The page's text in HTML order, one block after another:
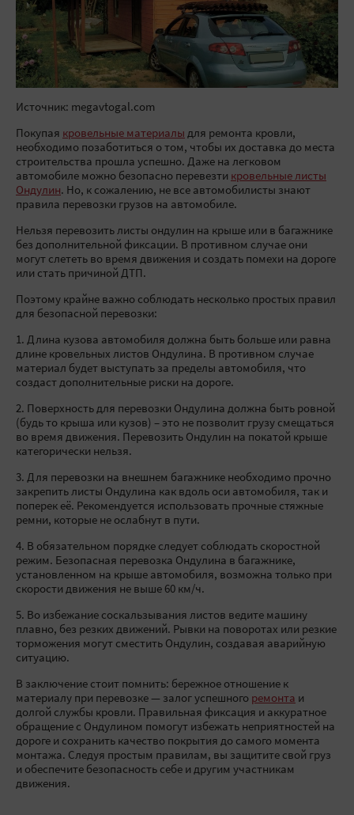
Источник: megavtogal.com
Покупая кровельные материалы для ремонта кровли,
необходимо позаботиться о том, чтобы их доставка до места
строительства прошла успешно. Даже на легковом
автомобиле можно безопасно перевезти кровельные листы
Ондулин. Но, к сожалению, не все автомобилисты знают
правила перевозки грузов на автомобиле.
Нельзя перевозить листы ондулин на крыше или в багажнике
без дополнительной фиксации. В противном случае они
могут слететь во время движения и создать помехи на дороге
или стать причиной ДТП.
Поэтому крайне важно соблюдать несколько простых правил
для безопасной перевозки:
1. Длина кузова автомобиля должна быть больше или равна
длине кровельных листов Ондулина. В противном случае
материал будет выступать за пределы автомобиля, что
создаст дополнительные риски на дороге.
2. Поверхность для перевозки Ондулина должна быть ровной
(будь то крыша или кузов) – это не позволит грузу смещаться
во время движения. Перевозить Ондулин на покатой крыше
категорически нельзя.
3. Для перевозки на внешнем багажнике необходимо прочно
закрепить листы Ондулина как вдоль оси автомобиля, так и
поперек её. Рекомендуется использовать прочные стяжные
ремни, которые не ослабнут в пути.
4. В обязательном порядке следует соблюдать скоростной
режим. Безопасная перевозка Ондулина в багажнике,
установленном на крыше автомобиля, возможна только при
скорости движения не выше 60 км/ч.
5. Во избежание соскальзывания листов ведите машину
плавно, без резких движений. Рывки на поворотах или резкие
торможения могут сместить Ондулин, создавая аварийную
ситуацию.
В заключение стоит помнить: бережное отношение к
материалу при перевозке — залог успешного ремонта и
долгой службы кровли. Правильная фиксация и аккуратное
обращение с Ондулином помогут избежать неприятностей на
дороге и сохранить качество покрытия до самого момента
монтажа. Следуя простым правилам, вы защитите свой груз
и обеспечите безопасность себе и другим участникам
движения.